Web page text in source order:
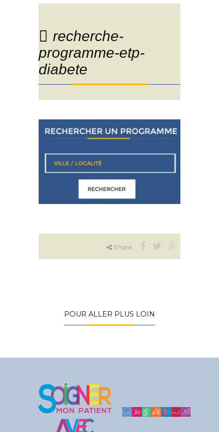
recherche-
programme-etp-
diabete
Share:
POUR ALLER PLUS LOIN